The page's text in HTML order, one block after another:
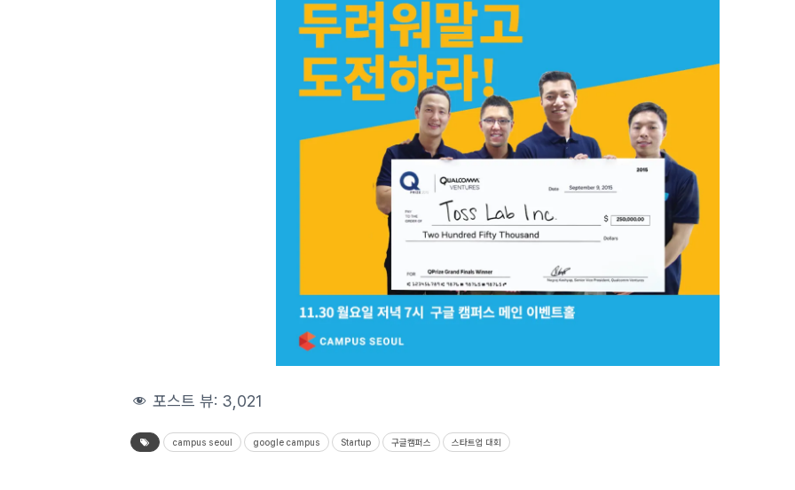
포스트 뷰: 3,021
campus seoul google campus Startup 구글캠퍼스 스타트업 대회